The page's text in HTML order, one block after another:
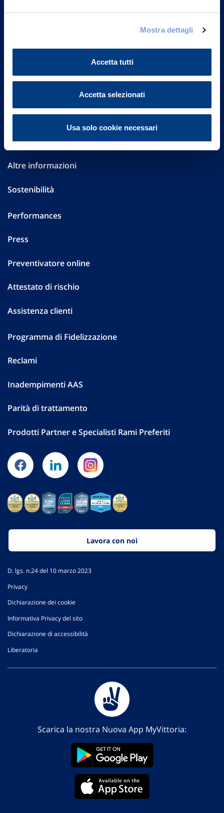
Mostra dettagli
Accetta tutti
Accetta selezionati
Usa solo cookie necessari
Governance
Investor Relations
Altre informazioni
Sostenibilità
Performances
Press
Preventivatore online
Attestato di rischio
Assistenza clienti
Programma di Fidelizzazione
Reclami
Inadempimenti AAS
Parità di trattamento
Prodotti Partner e Specialisti Rami Preferiti
Lavora con noi
D. lgs. n.24 del 10 marzo 2023
Privacy
Dichiarazione dei cookie
Informativa Privacy del sito
Dichiarazione di accessibilità
Liberatoria
Scarica la nostra Nuova App MyVittoria: